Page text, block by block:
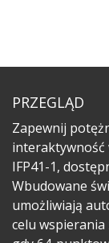
PRZEGLĄD
Zapewnij
interaktywność
IFP41-1,
Wbudowane
umożliwiają
celu